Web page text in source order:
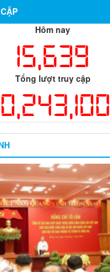
Hôm nay
15,639
Tổng lượt truy cập